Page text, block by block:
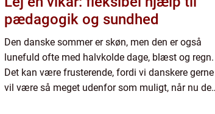
pædagogik og sundhed
Den danske sommer er skøn, men den er også
lunefuld ofte med halvkolde dage, blæst og regn.
Det kan være frusterende, fordi vi danskere gerne
vil være så meget udenfor som muligt, når nu det